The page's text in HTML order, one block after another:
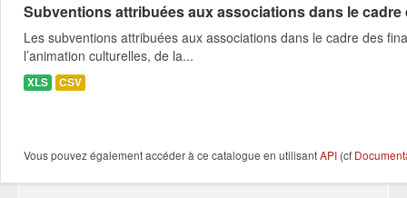
Subventions attribuées aux associations dans le
Les subventions attribuées aux associations dans le cadre des
l’animation culturelles, de la...
XLS CSV
Vous pouvez également accéder à ce catalogue en utilisantAPI (cf